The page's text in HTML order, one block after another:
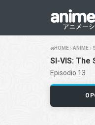
HOME ANIME
SI-VIS: The
Episodio 13